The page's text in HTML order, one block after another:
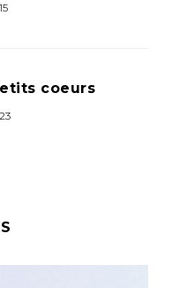
coeurs